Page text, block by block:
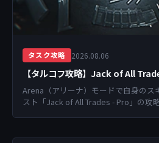
タスク攻略 2026.08.06
【タルコフ攻略】Jack of All
Arena（アリーナ）モードで自身のス
スト「Jack of All Trades - Pro」の攻